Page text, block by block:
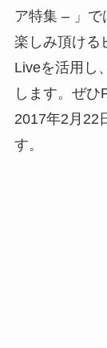
ア特集 – 」
楽しみ頂ける
Liveを活用し
します。ぜひ
2017年2月22
す。